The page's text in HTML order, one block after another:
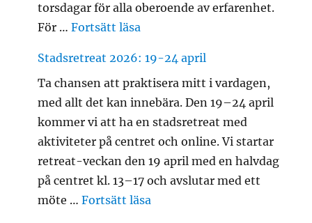
torsdagar för alla oberoende av erfarenhet.
För …Fortsätt läsa
Stadsretreat 2026: 19-24 april
Ta chansen att praktisera mitt i vardagen,
med allt det kan innebära. Den 19–24 april
kommer vi att ha en stadsretreat med
aktiviteter på centret och online. Vi startar
retreat-veckan den 19 april med en halvdag
på centret kl. 13–17 och avslutar med ett
möte …Fortsätt läsa